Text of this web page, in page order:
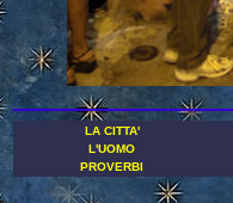
LA CITTA'
L'UOMO
PROVERBI